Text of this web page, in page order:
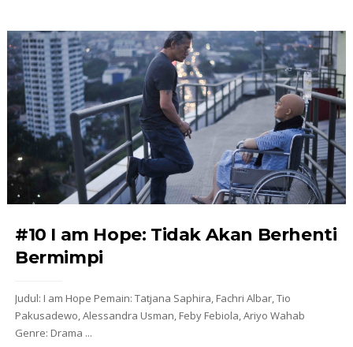
#10 I am Hope: Tidak Akan Berhenti
Bermimpi
Judul: I am Hope Pemain: Tatjana Saphira, Fachri Albar, Tio
Pakusadewo, Alessandra Usman, Feby Febiola, Ariyo Wahab
Genre: Drama ...